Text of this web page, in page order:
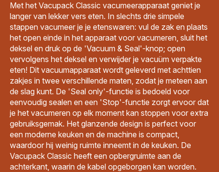
Met het Vacupack Classic vacumeerapparaat geniet je
langer van lekker vers eten. In slechts drie simpele
stappen vacumeer je je etenswaren: vul de zak en plaats
het open einde in het apparaat voor vacumeren, sluit het
deksel en druk op de 'Vacuum & Seal'-knop; open
vervolgens het deksel en verwijder je vacuüm verpakte
eten! Dit vacuumapparaat wordt geleverd met achttien
zakjes in twee verschillende maten, zodat je meteen aan
de slag kunt. De 'Seal only'-functie is bedoeld voor
eenvoudig sealen en een 'Stop'-functie zorgt ervoor dat
je het vacumeren op elk moment kan stoppen voor extra
gebruiksgemak. Het glanzende design is perfect voor
een moderne keuken en de machine is compact,
waardoor hij weinig ruimte inneemt in de keuken. De
Vacupack Classic heeft een opbergruimte aan de
achterkant, waarin de kabel opgeborgen kan worden.